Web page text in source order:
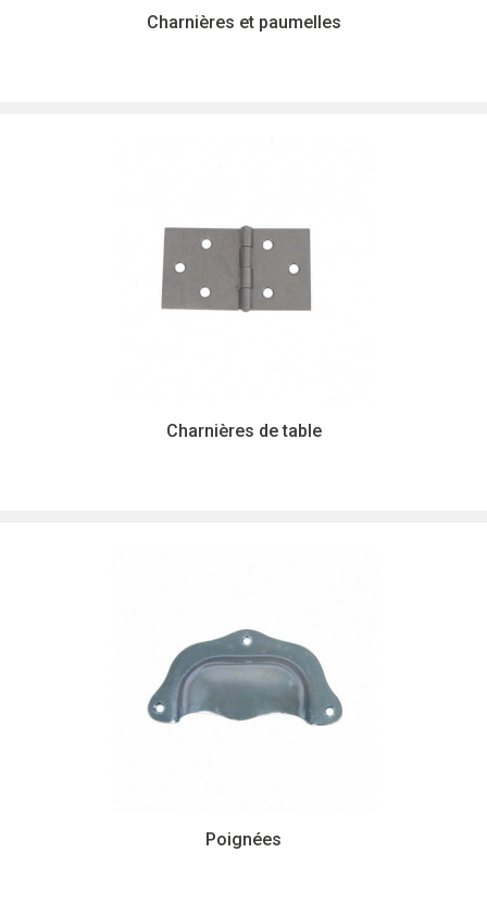
Charnières et paumelles
Charnières de table
Poignées